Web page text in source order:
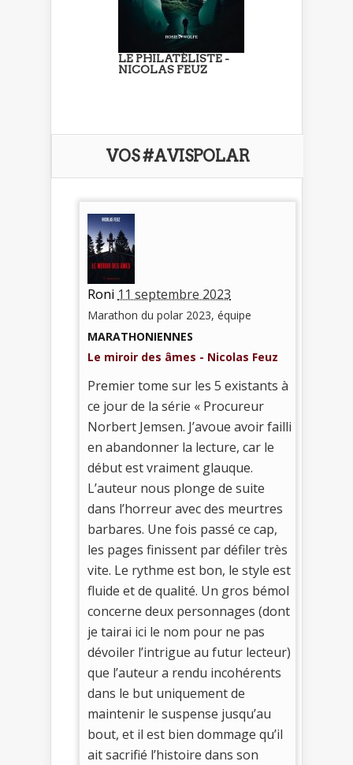
LE PHILATÉLISTE -
NICOLAS FEUZ
VOS #AVISPOLAR
Roni 11 septembre 2023
Marathon du polar 2023, équipe
MARATHONIENNES
Le miroir des âmes - Nicolas Feuz
Premier tome sur les 5 existants à
ce jour de la série « Procureur
Norbert Jemsen. J’avoue avoir failli
en abandonner la lecture, car le
début est vraiment glauque.
L’auteur nous plonge de suite
dans l’horreur avec des meurtres
barbares. Une fois passé ce cap,
les pages finissent par défiler très
vite. Le rythme est bon, le style est
fluide et de qualité. Un gros bémol
concerne deux personnages (dont
je tairai ici le nom pour ne pas
dévoiler l’intrigue au futur lecteur)
que l’auteur a rendu incohérents
dans le but uniquement de
maintenir le suspense jusqu’au
bout, et il est bien dommage qu’il
ait sacrifié l’histoire dans son